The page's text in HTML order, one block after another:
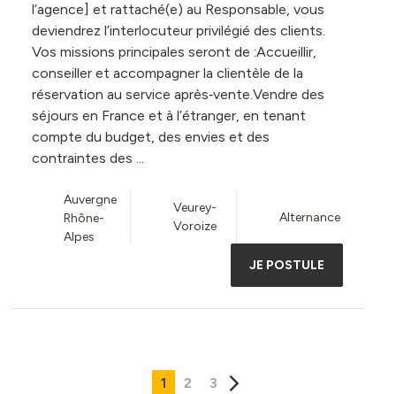
l’agence] et rattaché(e) au Responsable, vous
deviendrez l’interlocuteur privilégié des clients.
Vos missions principales seront de :Accueillir,
conseiller et accompagner la clientèle de la
réservation au service après‑vente.Vendre des
séjours en France et à l’étranger, en tenant
compte du budget, des envies et des
contraintes des ...
Auvergne
Rhône-
Alpes
Veurey-
Voroize
Alternance
JE POSTULE
1 2 3